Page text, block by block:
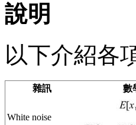
說明
以下介紹各
雜訊 數
White noise